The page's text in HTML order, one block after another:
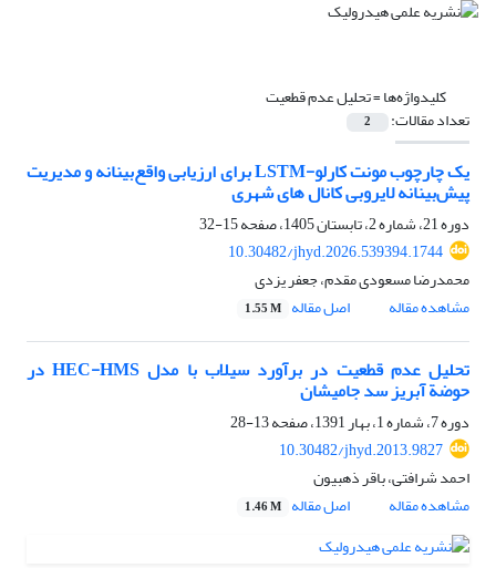
کلیدواژه‌ها =تحلیل عدم قطعیت
تعداد مقالات: 2
یک چارچوب مونت کارلو-LSTM برای ارزیابی واقع‌بینانه و مدیریت
پیش‌بینانه لایروبی کانال های شهری
دوره 21، شماره 2، تابستان 1405، صفحه
15-32
10.30482/jhyd.2026.539394.1744
محمدرضا مسعودی مقدم، جعفر یزدی
مشاهده مقاله
اصل مقاله 1.55 M
تحلیل عدم قطعیت در برآورد سیلاب با مدل HEC-HMS در
حوضة آبریز سد جامیشان
دوره 7، شماره 1، بهار 1391، صفحه
13-28
10.30482/jhyd.2013.9827
احمد شرافتی، باقر ذهبیون
مشاهده مقاله
اصل مقاله 1.46 M